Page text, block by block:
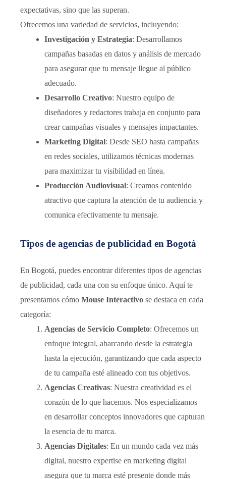
expectativas, sino que las superan.
Ofrecemos una variedad de servicios, incluyendo:
Investigación y Estrategia: Desarrollamos
campañas basadas en datos y análisis de mercado
para asegurar que tu mensaje llegue al público
adecuado.
Desarrollo Creativo: Nuestro equipo de
diseñadores y redactores trabaja en conjunto para
crear campañas visuales y mensajes impactantes.
Marketing Digital: Desde SEO hasta campañas
en redes sociales, utilizamos técnicas modernas
para maximizar tu visibilidad en línea.
Producción Audiovisual: Creamos contenido
atractivo que captura la atención de tu audiencia y
comunica efectivamente tu mensaje.
Tipos de agencias de publicidad en Bogotá
En Bogotá, puedes encontrar diferentes tipos de agencias
de publicidad, cada una con su enfoque único. Aquí te
presentamos cómo Mouse Interactivo se destaca en cada
categoría:
Agencias de Servicio Completo: Ofrecemos un
enfoque integral, abarcando desde la estrategia
hasta la ejecución, garantizando que cada aspecto
de tu campaña esté alineado con tus objetivos.
Agencias Creativas: Nuestra creatividad es el
corazón de lo que hacemos. Nos especializamos
en desarrollar conceptos innovadores que capturan
la esencia de tu marca.
Agencias Digitales: En un mundo cada vez más
digital, nuestro expertise en marketing digital
asegura que tu marca esté presente donde más